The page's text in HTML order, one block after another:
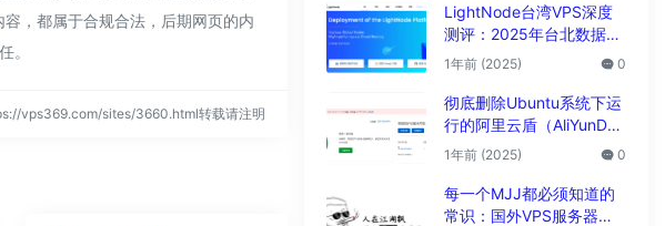
，都属于合规合法，后期网页的内
。
vps369.com/sites/3660.html转载请注明
LightNode台湾VPS深度
测评：2025年台北数据中
心vps性能与解锁能力全解
1年前 (2025) 0
彻底删除Ubuntu系统下运
行的阿里云盾（AliYunDu
n/Aegis）
1年前 (2025) 0
每一个MJJ都必须知道的
常识：国外VPS服务器圈